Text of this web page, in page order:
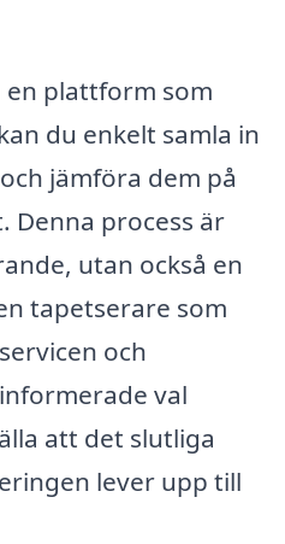
en plattform som
du enkelt samla in
jämföra dem på
process är
utan också en
tapetserare som
och
val
att det slutliga
lever upp till